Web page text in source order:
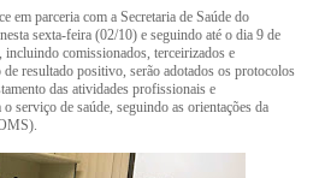
em parceria com a Secretaria de Saúde do
sexta-feira (02/10) e seguindo até o dia 9 de
comissionados, terceirizados e
de resultado positivo, serão adotados os protocolos
das atividades profissionais e
serviço de saúde, seguindo as orientações da